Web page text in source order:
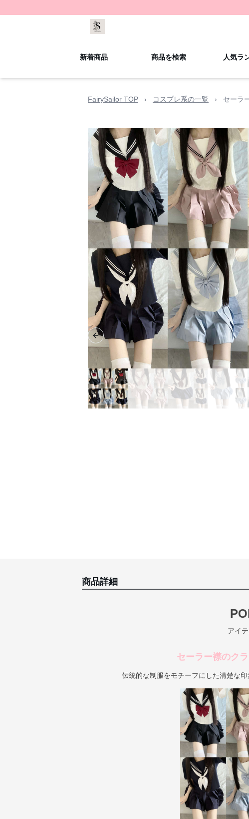
新着商品 商品を検索 人気ラ
FairySailor TOP › コスプレ系の一覧 › セーラ
Previous slide
商品詳細
アイ
セーラー襟のク
伝統的な制服をモチーフにした清楚な